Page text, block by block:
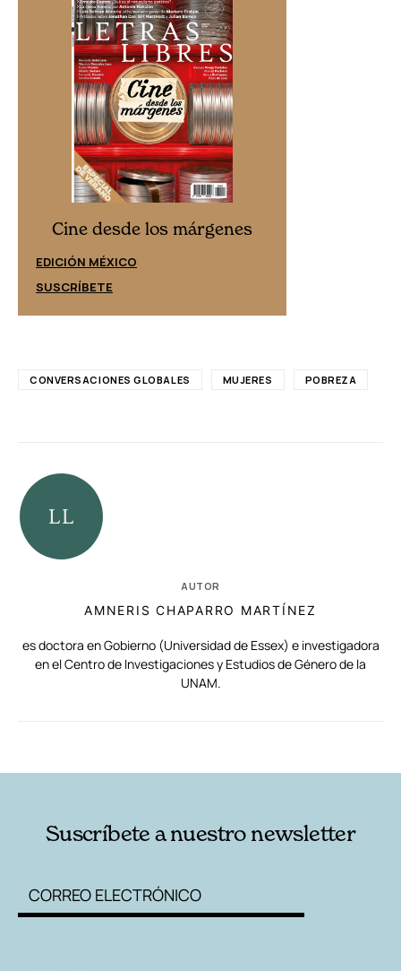
Cine desde los márgenes
EDICIÓN MÉXICO
SUSCRÍBETE
CONVERSACIONES GLOBALES MUJERES POBREZA
AUTOR
AMNERIS CHAPARRO MARTÍNEZ
es doctora en Gobierno (Universidad de Essex) e investigadora
en el Centro de Investigaciones y Estudios de Género de la
UNAM.
Suscríbete a nuestro newsletter